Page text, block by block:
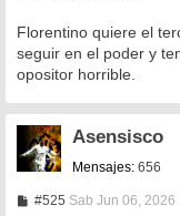
Florentino quiere el
seguir en el poder y
opositor horrible.
Asensisco
Mensajes: 656
#525MSab Jun 06, 2026